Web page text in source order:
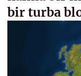
bir turba